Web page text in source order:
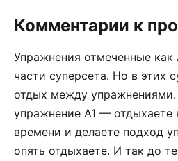
Комментарии к
Упражнения отмеченные как
части суперсета. Но в этих
отдых между упражнениями.
упражнение А1 — отдыхаете
времени и делаете подход
опять отдыхаете. И так до